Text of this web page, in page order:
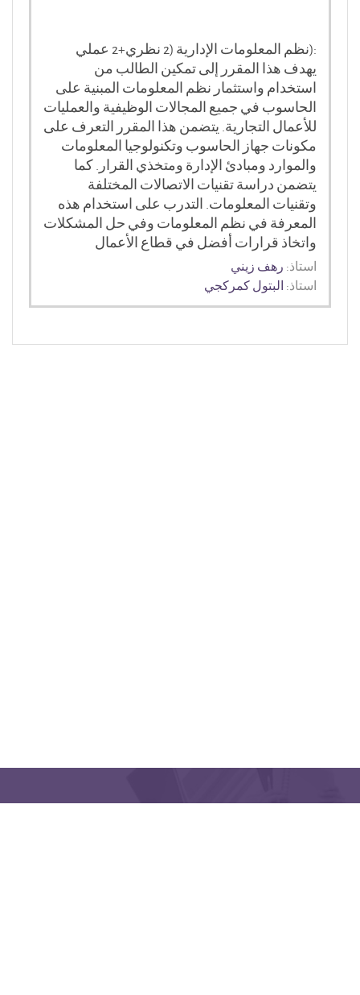
:(نظم المعلومات الإدارية (2 نظري+2 عملي
يهدف هذا المقرر إلى تمكين الطالب من
استخدام واستثمار نظم المعلومات المبنية على
الحاسوب في جميع المجالات الوظيفية والعمليات
للأعمال التجارية. يتضمن هذا المقرر التعرف على
مكونات جهاز الحاسوب وتكنولوجيا المعلومات
والموارد ومبادئ الإدارة ومتخذي القرار. كما
يتضمن دراسة تقنيات الاتصالات المختلفة
وتقنيات المعلومات. التدرب على استخدام هذه
المعرفة في نظم المعلومات وفي حل المشكلات
واتخاذ قرارات أفضل في قطاع الأعمال
استاذ: رهف زيني
استاذ: البتول كمركجي